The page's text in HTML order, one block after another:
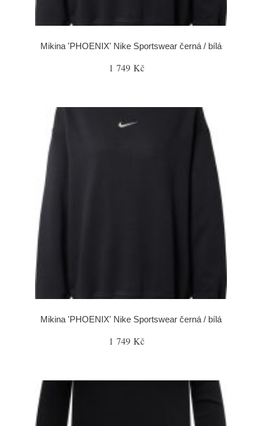
Mikina 'PHOENIX' Nike Sportswear černá / bílá
1 749 Kč
Mikina 'PHOENIX' Nike Sportswear černá / bílá
1 749 Kč